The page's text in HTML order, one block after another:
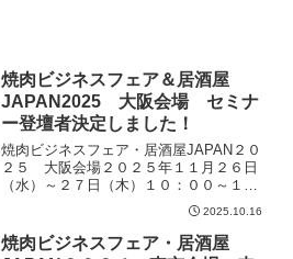
焼肉ビジネスフェア＆居酒屋
JAPAN2025 大阪会場 セミナ
ー登壇者決定しました！
焼肉ビジネスフェア・居酒屋JAPAN２０
２５ 大阪会場２０２５年１１月２６日
（水）～２７日（木）１０：００～１
７：００インテックス大阪ここでしか聴
けない豪華登壇者がセミナーを開催いた
します！ぜひご覧ください。登壇者情
報・スケジュールはこちら...
2025.10.16
焼肉ビジネスフェア・居酒屋